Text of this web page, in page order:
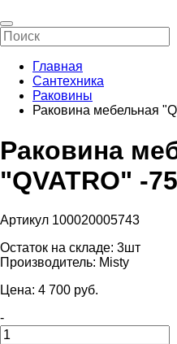
Главная
Сантехника
Раковины
Раковина мебельная
Раковина
"QVATRO" -
Артикул 100020005743
Остаток на складе: 3шт
Производитель: Misty
Цена: 4 700 pуб.
-